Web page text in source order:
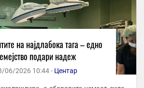
на најдлабока тага – едно
подари надеж
06/2026 10:44 - Центар